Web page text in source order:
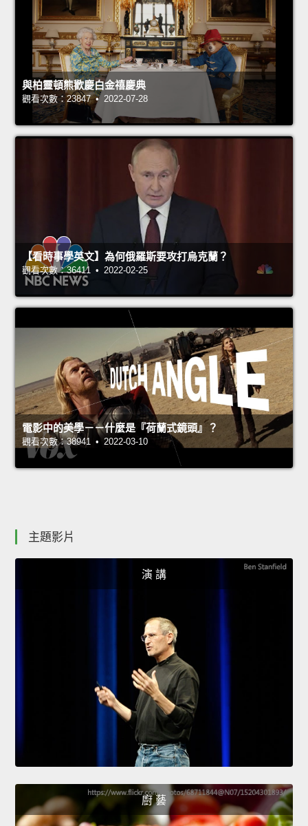
與柏靈頓熊歡慶白金禧慶典
觀看次數：23847 • 2022-07-28
【看時事學英文】為何俄羅斯要攻打烏克蘭？
觀看次數：36411 • 2022-02-25
電影中的美學－－什麼是『荷蘭式鏡頭』？
觀看次數：38941 • 2022-03-10
主題影片
演 講
廚 藝